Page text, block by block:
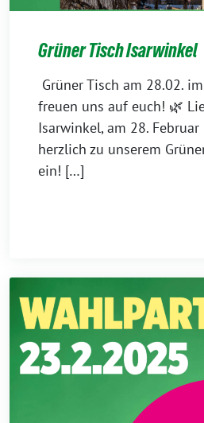
Grüner Tisch Isarwinkel
Grüner Tisch am 28.02.
freuen uns auf euch! 🌿
Isarwinkel, am 28.
herzlich zu unserem
ein! […]